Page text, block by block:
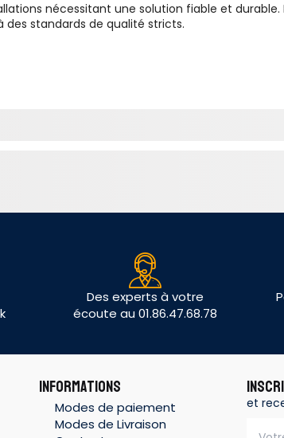
nécessitant une solution fiable et
des standards de qualité stricts.
Des experts à votre
écoute au 01.86.47.68.78
INFORMATIONS
Modes de paiement
Modes de Livraison
et